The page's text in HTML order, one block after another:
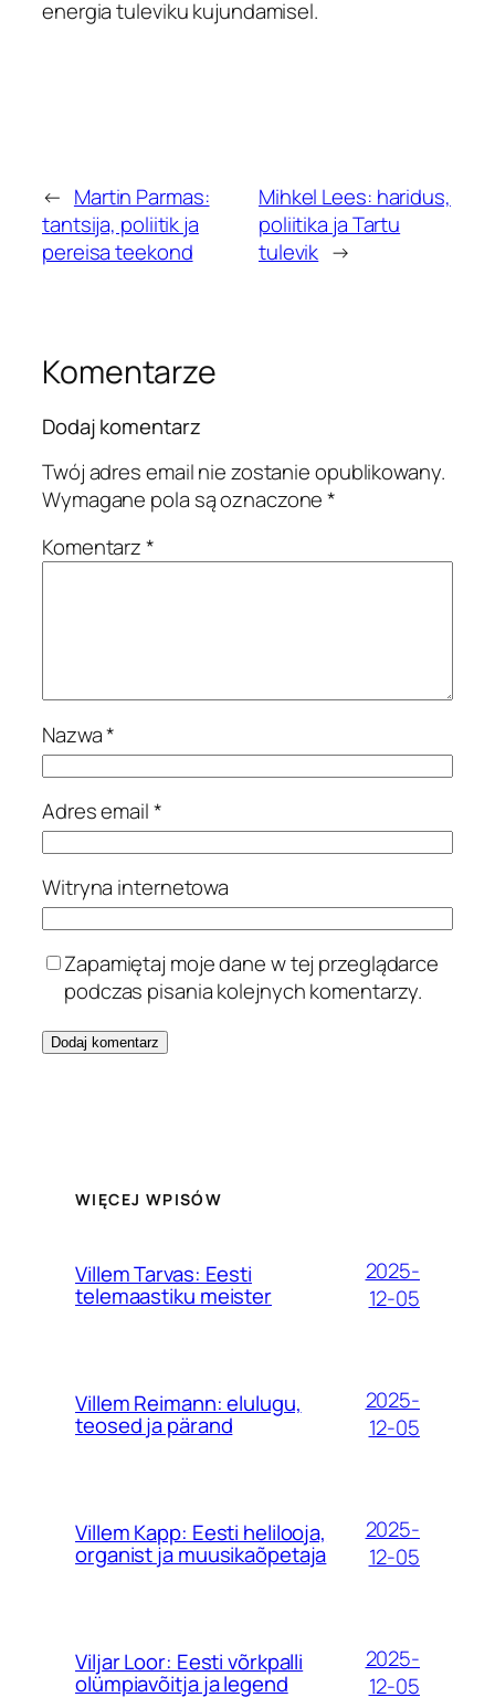
energia tuleviku kujundamisel.
← Martin Parmas:
tantsija, poliitik ja
pereisa teekond
Mihkel Lees: haridus,
poliitika ja Tartu
tulevik →
Komentarze
Dodaj komentarz
Twój adres email nie zostanie opublikowany.
Wymagane pola są oznaczone*
Komentarz*
Nazwa*
Adres email*
Witryna internetowa
Zapamiętaj moje dane w tej przeglądarce
podczas pisania kolejnych komentarzy.
WIĘCEJ WPISÓW
Villem Tarvas: Eesti
telemaastiku meister
2025-
12-05
Villem Reimann: elulugu,
teosed ja pärand
2025-
12-05
Villem Kapp: Eesti helilooja,
organist ja muusikaõpetaja
2025-
12-05
Viljar Loor: Eesti võrkpalli
olümpiavõitja ja legend
2025-
12-05